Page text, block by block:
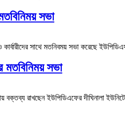
সভা
সাথে মতনিবময় সভা করেছে
মতবিনিময় সভা
বক্তব্য রাখছেন ইউপিডিএফের দীঘিনালা